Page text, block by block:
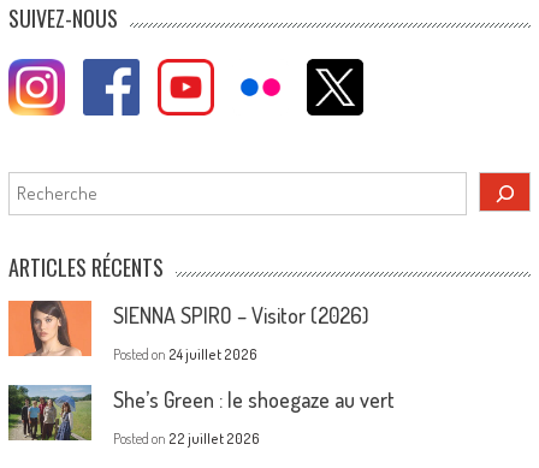
SUIVEZ-NOUS
Rechercher
ARTICLES RÉCENTS
SIENNA SPIRO – Visitor (2026)
Posted on 24 juillet 2026
She’s Green : le shoegaze au vert
Posted on 22 juillet 2026